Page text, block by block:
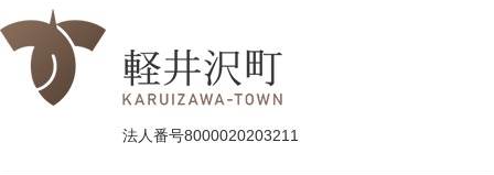
法人番号8000020203211